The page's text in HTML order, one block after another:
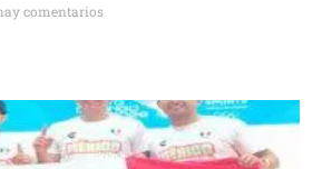
comentarios